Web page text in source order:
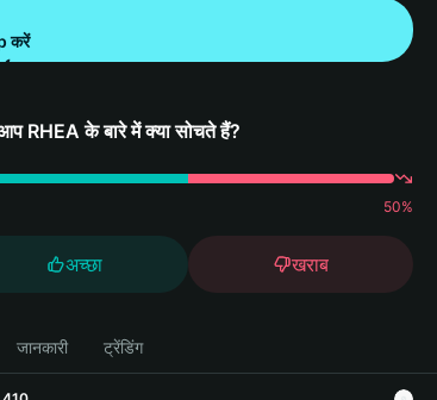
करें
RHEA के बारे में क्या सोचते हैं?
50%
अच्छा खराब
जानकारी ट्रेंडिंग